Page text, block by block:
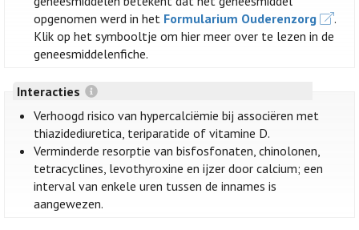
opgenomen werd in het Formularium Ouderenzorg
.
Klik op het symbooltje om hier meer over te lezen in de
geneesmiddelenfiche.
Interacties
Verhoogd risico van hypercalciëmie bij associëren met
thiazidediuretica, teriparatide of vitamine D.
Verminderde resorptie van bisfosfonaten, chinolonen,
tetracyclines, levothyroxine en ijzer door calcium; een
interval van enkele uren tussen de innames is
aangewezen.